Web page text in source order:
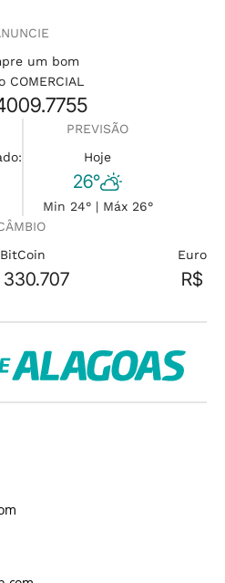
um bom
COMERCIAL
PREVISÃO
Hoje
26°
Min 24° | Máx 26°
BitCoin
330.707
Euro
R$